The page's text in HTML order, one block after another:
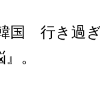
国 行き過
。